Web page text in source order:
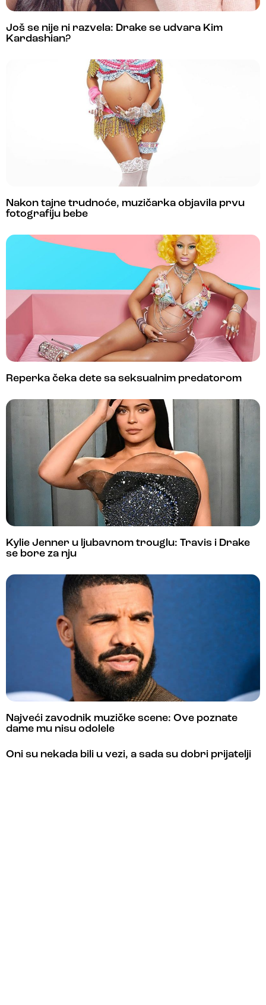
Još se nije ni razvela: Drake se udvara Kim
Kardashian?
Nakon tajne trudnoće, muzičarka objavila prvu
fotografiju bebe
Reperka čeka dete sa seksualnim predatorom
Kylie Jenner u ljubavnom trouglu: Travis i Drake
se bore za nju
Najveći zavodnik muzičke scene: Ove poznate
dame mu nisu odolele
Oni su nekada bili u vezi, a sada su dobri prijatelji